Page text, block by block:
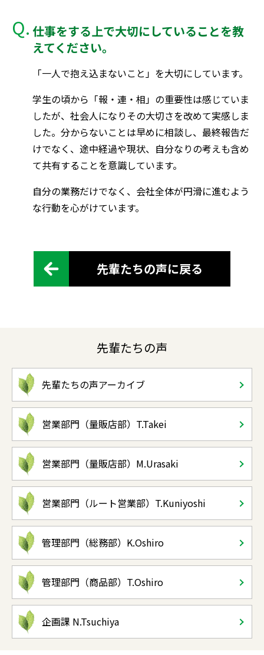
仕事をする上で大切にしていることを教
えてください。
「一人で抱え込まないこと」を大切にしています。
学生の頃から「報・連・相」の重要性は感じていま
したが、社会人になりその大切さを改めて実感しま
した。分からないことは早めに相談し、最終報告だ
けでなく、途中経過や現状、自分なりの考えも含め
て共有することを意識しています。
自分の業務だけでなく、会社全体が円滑に進むよう
な行動を心がけています。
先輩たちの声に戻る
先輩たちの声
先輩たちの声アーカイブ
営業部門（量販店部）T.Takei
営業部門（量販店部）M.Urasaki
営業部門（ルート営業部）T.Kuniyoshi
管理部門（総務部）K.Oshiro
管理部門（商品部）T.Oshiro
企画課 N.Tsuchiya